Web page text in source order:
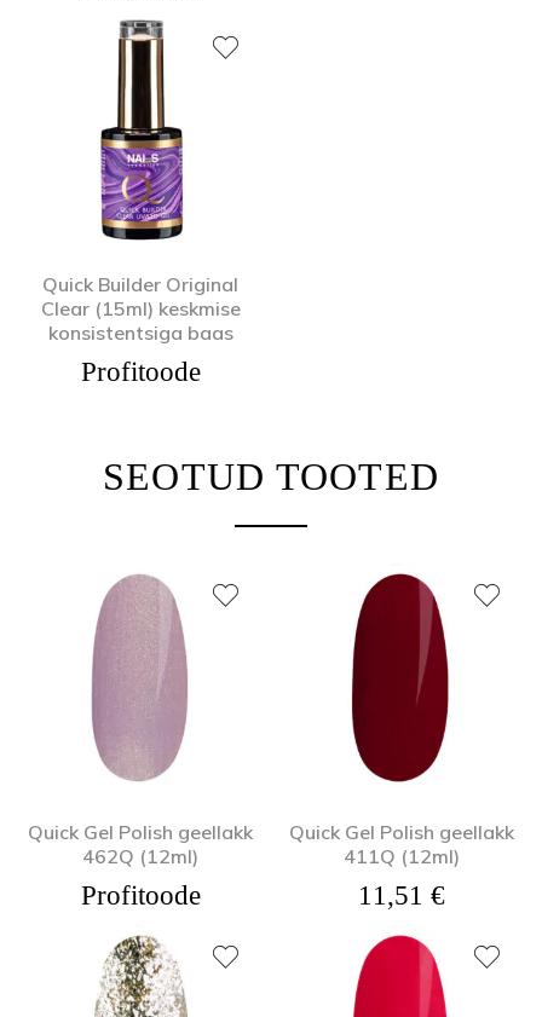
Quick Builder Original
Clear (15ml) keskmise
konsistentsiga baas
Profitoode
SEOTUD TOOTED
Quick Gel Polish geellakk
462Q (12ml)
Profitoode
Quick Gel Polish geellakk
411Q (12ml)
11,51 €